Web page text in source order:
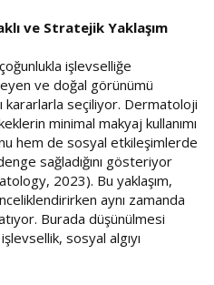
ve Stratejik Yaklaşım
işlevselliğe
ve doğal görünümü
kararlarla seçiliyor. Dermatoloji
minimal makyaj kullanımı
hem de sosyal etkileşimlerde
sağladığını gösteriyor
2023). Bu yaklaşım,
aynı zamanda
Burada düşünülmesi
sosyal algıyı